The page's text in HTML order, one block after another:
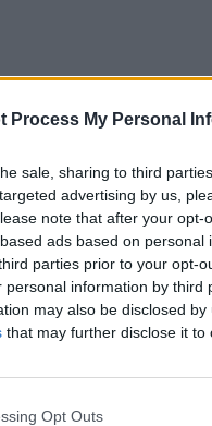
Process My Personal
sale, sharing to third
advertising by us,
note that after your
ads based on
parties prior to your opt-
information by third
may also be disclosed
that may further disclose it to
Opt Outs